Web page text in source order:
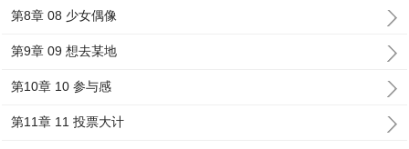
第8章 08 少女偶像
第9章 09 想去某地
第10章 10 参与感
第11章 11 投票大计